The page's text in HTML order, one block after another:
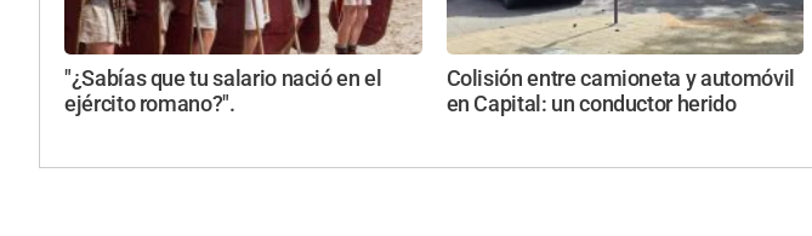
"¿Sabías que tu salario nació en el
ejército romano?".
Colisión entre camioneta y automóvil
en Capital: un conductor herido